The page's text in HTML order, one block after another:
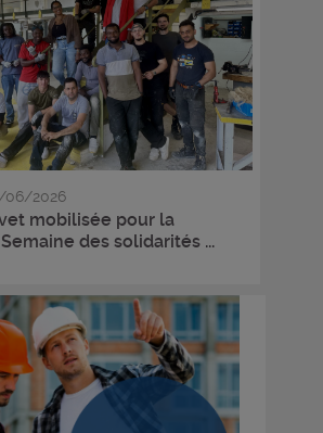
06/2026
mobilisée pour la
des solidarités ...